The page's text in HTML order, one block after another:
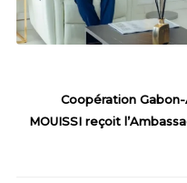
Coopération
MOUISSI reçoit